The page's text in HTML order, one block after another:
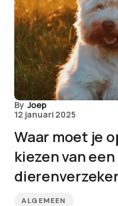
By Joep
12 januari 2025
Waar moet je
kiezen van een
ALGEMEEN